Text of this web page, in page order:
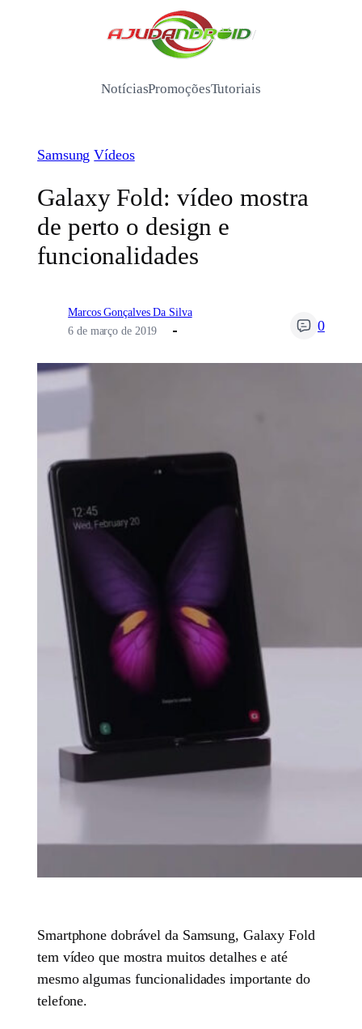
/
NotíciasPromoçõesTutoriais
Samsung Vídeos
Galaxy Fold: vídeo mostra
de perto o design e
funcionalidades
Marcos Gonçalves Da Silva
6 de março de 2019
0
Smartphone dobrável da Samsung, Galaxy Fold
tem vídeo que mostra muitos detalhes e até
mesmo algumas funcionalidades importante do
telefone.